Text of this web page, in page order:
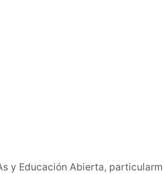
y Educación Abierta,